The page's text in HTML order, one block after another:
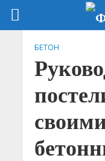
БЕТОН